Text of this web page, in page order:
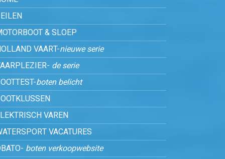
& SLOEP
VAART-nieuwe serie
de serie
boten belicht
VAREN
VACATURES
boten verkoopwebsite